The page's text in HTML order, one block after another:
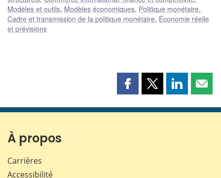
Modèles et outils, Modèles économiques, Politique monétaire,
Cadre et transmission de la politique monétaire, Économie réelle
et prévisions
Partager
page
Partager
page
Partager
page page
À propos
Carrières
Accessibilité